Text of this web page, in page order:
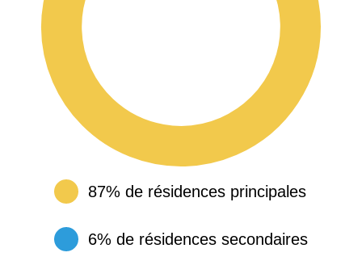
87% de résidences principales
6% de résidences secondaires